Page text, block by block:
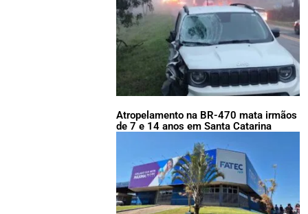
Atropelamento na BR-470 mata irmãos
de 7 e 14 anos em Santa Catarina